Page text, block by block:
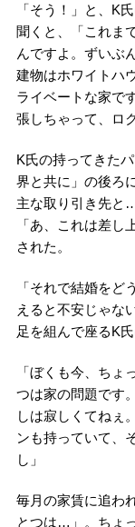
「そう！」と、K
聞くと、「これま
んですよ。ずいぶ
建物はホワイトハ
ライベートな家で
張しちゃって、ロ
K氏の持ってきた
界と共に」の後ろ
主な取り引き先と
「あ、これは差
された。
「それで結婚を
えると不安じゃな
足を組んで座るK氏
「ぼくも今、ちょ
つは家の問題です
しは寂しくてねぇ
ンも持っていて、
し」
毎月の家賃に追わ
とつは…」。ちょ